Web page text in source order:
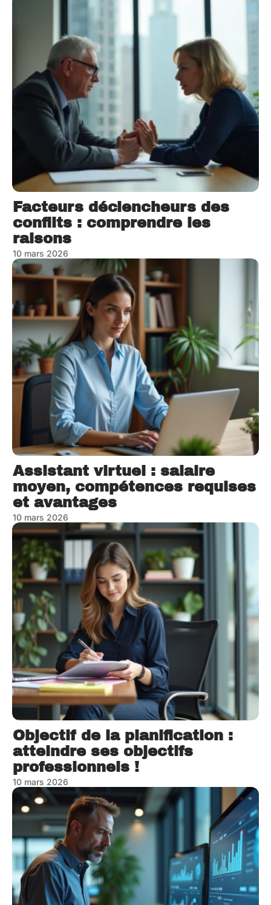
Facteurs déclencheurs des
conflits : comprendre les
raisons
10 mars 2026
Assistant virtuel : salaire
moyen, compétences requises
et avantages
10 mars 2026
Objectif de la planification :
atteindre ses objectifs
professionnels !
10 mars 2026